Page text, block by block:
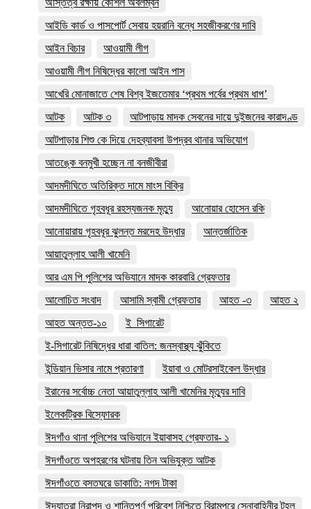
আইডি কার্ড ও পাসপোর্ট সেবায় হয়রানি বন্ধে সহজীকরণের দাবি
আইন বিচার
আওয়ামী লীগ
আওয়ামী লীগ নিষিদ্ধের কালো আইন পাস
আখেরি মোনাজাতে শেষ বিশ্ব ইজতেমার ‘প্রথম পর্বের প্রথম ধাপ’
আটক
আটক ৩
আটপাড়ায় মাদক সেবনের দায়ে দুইজনের কারাদণ্ড
আটপাড়ার শিশু কে দিয়ে দেহব্যাবসা উপদ্রব থানার অভিযোগ
আতঙ্কে বনমুখী হচ্ছেন না বনজীবীরা
আদমদীঘিতে অতিরিক্ত দামে মাংস বিক্রি
আদমদীঘিতে গৃহবধূর রহস্যজনক মৃত্যু
আনোয়ার হোসেন রকি
আনোয়ারায় গৃহবধূর ঝুলন্ত মরদেহ উদ্ধার
আন্তর্জাতিক
আয়াতুল্লাহ আলী খামেনি
আর এম পি পুলিশের অভিযানে মাদক কারবারি গ্রেফতার
আলোচিত সংবাদ
আসামি স্বামী গ্রেফতার আহত -৩
আহত ২
আহত অন্তত-১০
ই_সিগারেট
ই-সিগারেট নিষিদ্ধের ধারা বাতিল: জনস্বাস্থ্য ঝুঁকিতে
ইন্ডিয়ান ভিসার নামে প্রতারণা
ইয়াবা ও মোটরসাইকেল উদ্ধার
ইরানের সর্বোচ্চ নেতা আয়াতুল্লাহ আলী খামেনির মৃত্যুর দাবি
ইলেকট্রিক বিস্ফোরক
ঈদগাঁও থানা পুলিশের অভিযানে ইয়াবাসহ গ্রেফতার- ১
ঈদগাঁওতে অপহরণের ঘটনায় তিন অভিযুক্ত আটক
ঈদগাঁওতে বসতঘরে ডাকাতি: নগদ টাকা
ঈদযাত্রা নিরাপদ ও শান্তিপূর্ণ পরিবেশ নিশ্চিতে বিরামপুরে সেনাবাহিনীর টহল